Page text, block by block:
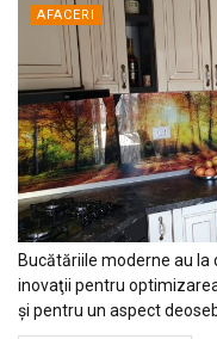
AFACERI
Bucătăriile moderne au
inovaţii pentru
şi pentru un aspect